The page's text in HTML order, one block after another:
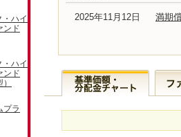
2025年11月12日 満期